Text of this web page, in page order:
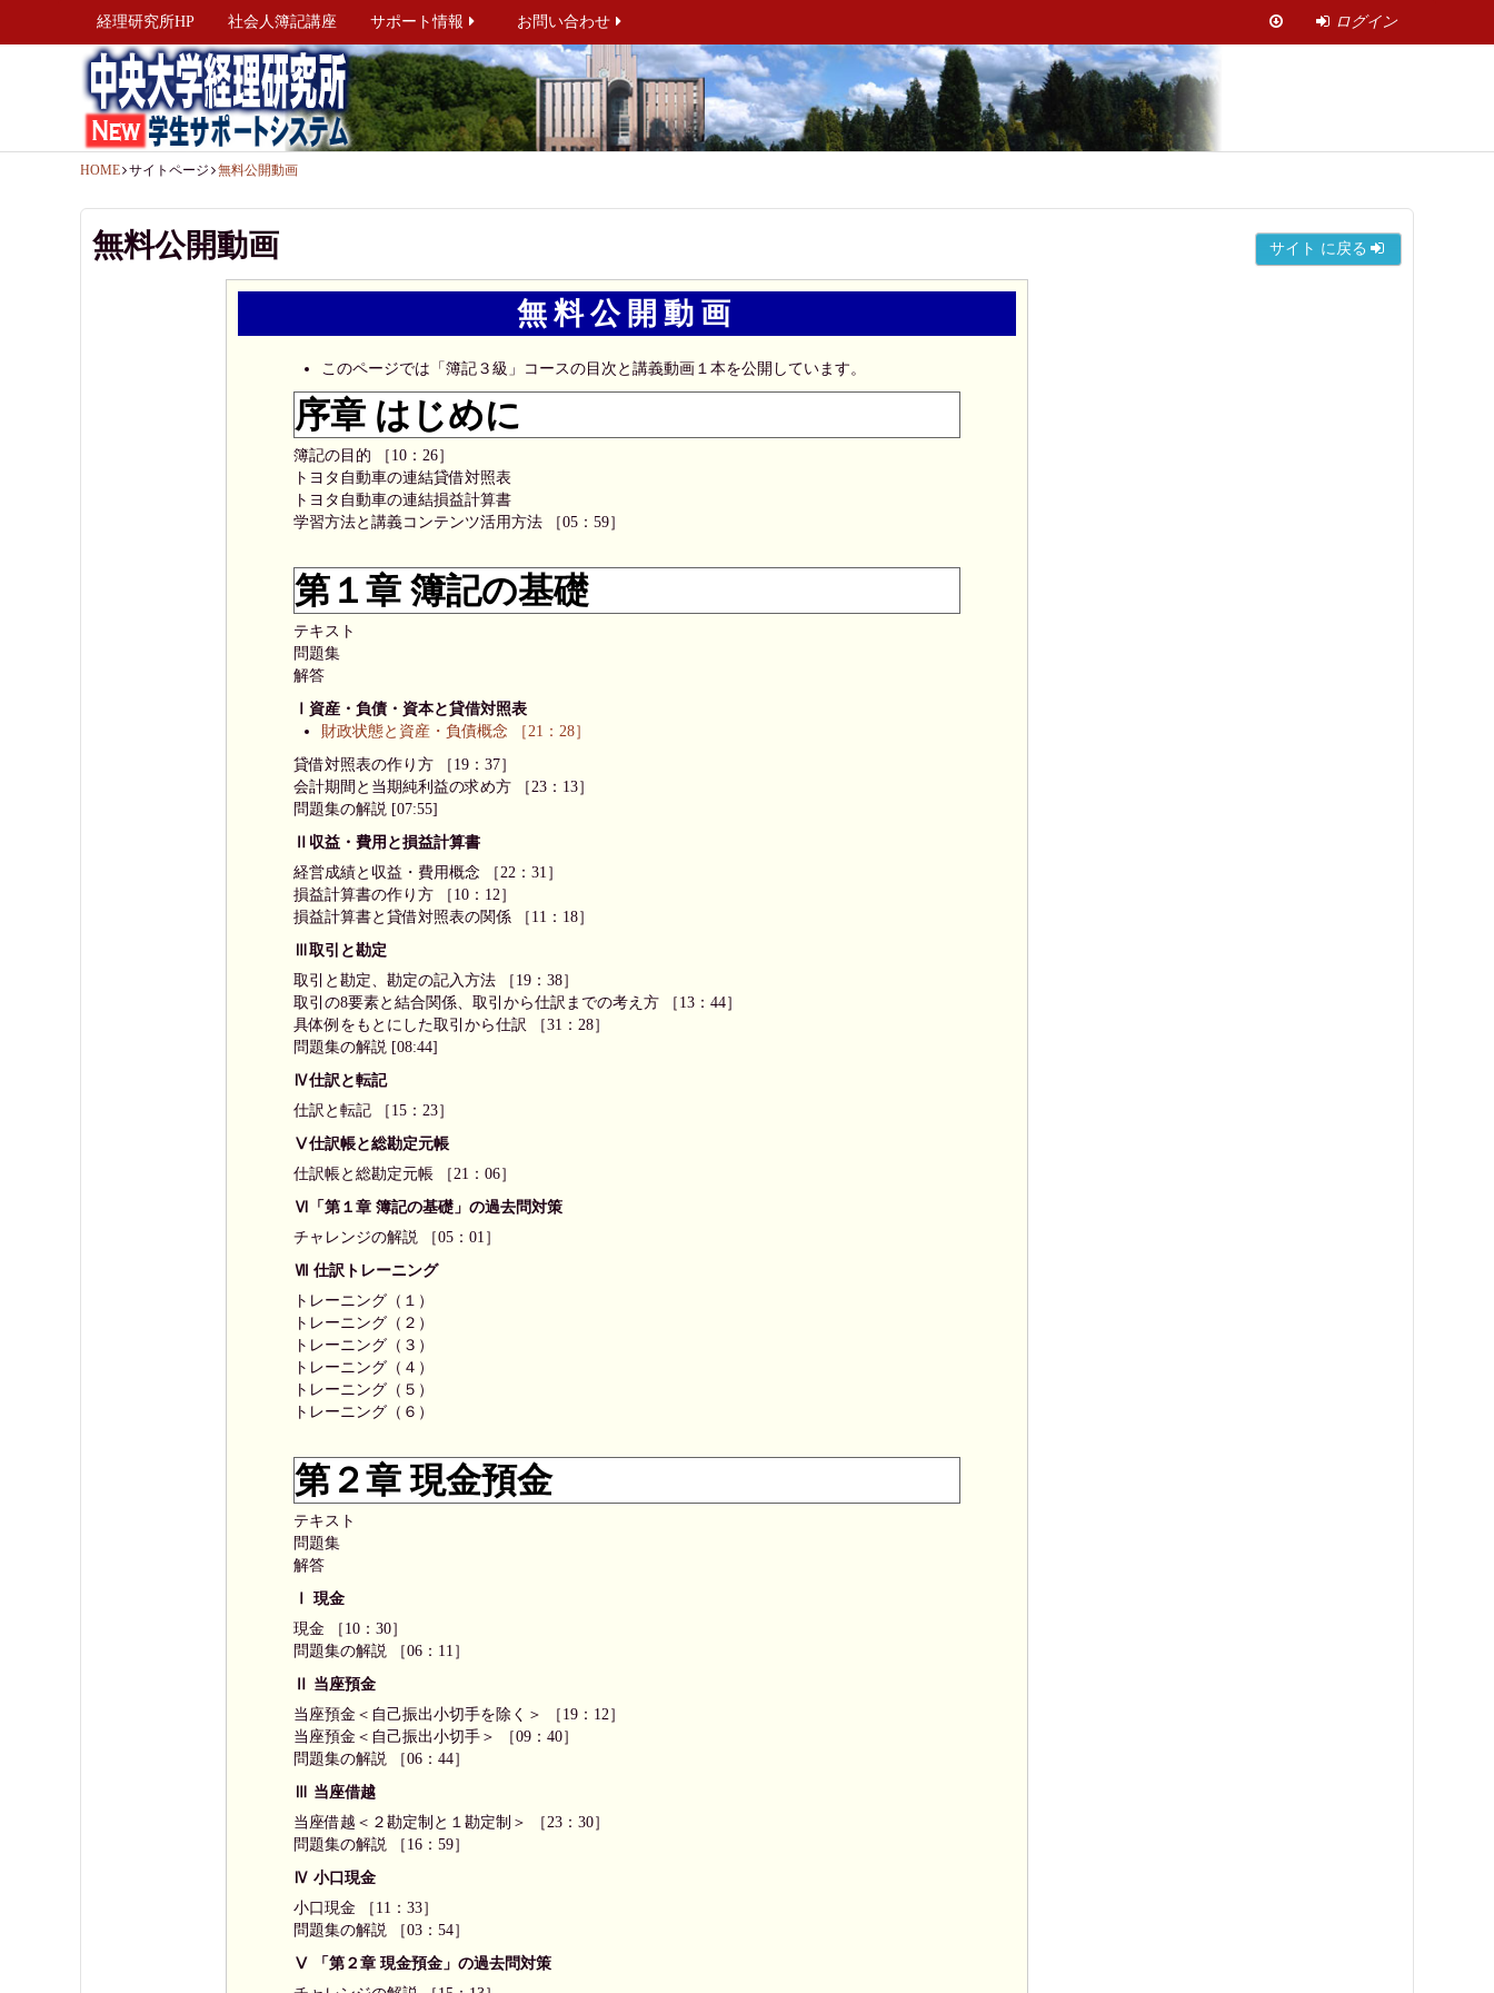
ログイン
経理研究所HP 社会人簿記講座 サポート情報 お問い合わせ
HOME サイトページ 無料公開動画
無料公開動画 サイト に戻る
無料公開動画
このページでは「簿記３級」コースの目次と講義動画１本を公開しています。
序章 はじめに
簿記の目的 ［10：26］
トヨタ自動車の連結貸借対照表
トヨタ自動車の連結損益計算書
学習方法と講義コンテンツ活用方法 ［05：59］
第１章 簿記の基礎
テキスト
問題集
解答
Ⅰ資産・負債・資本と貸借対照表
財政状態と資産・負債概念 ［21：28］
貸借対照表の作り方 ［19：37］
会計期間と当期純利益の求め方 ［23：13］
問題集の解説 [07:55]
Ⅱ収益・費用と損益計算書
経営成績と収益・費用概念 ［22：31］
損益計算書の作り方 ［10：12］
損益計算書と貸借対照表の関係 ［11：18］
Ⅲ取引と勘定
取引と勘定、勘定の記入方法 ［19：38］
取引の8要素と結合関係、取引から仕訳までの考え方 ［13：44］
具体例をもとにした取引から仕訳 ［31：28］
問題集の解説 [08:44]
Ⅳ仕訳と転記
仕訳と転記 ［15：23］
Ⅴ仕訳帳と総勘定元帳
仕訳帳と総勘定元帳 ［21：06］
Ⅵ「第１章 簿記の基礎」の過去問対策
チャレンジの解説 ［05：01］
Ⅶ 仕訳トレーニング
トレーニング（１）
トレーニング（２）
トレーニング（３）
トレーニング（４）
トレーニング（５）
トレーニング（６）
第２章 現金預金
テキスト
問題集
解答
Ⅰ 現金
現金 ［10：30］
問題集の解説 ［06：11］
Ⅱ 当座預金
当座預金＜自己振出小切手を除く＞ ［19：12］
当座預金＜自己振出小切手＞ ［09：40］
問題集の解説 ［06：44］
Ⅲ 当座借越
当座借越＜２勘定制と１勘定制＞ ［23：30］
問題集の解説 ［16：59］
Ⅳ 小口現金
小口現金 ［11：33］
問題集の解説 ［03：54］
Ⅴ 「第２章 現金預金」の過去問対策